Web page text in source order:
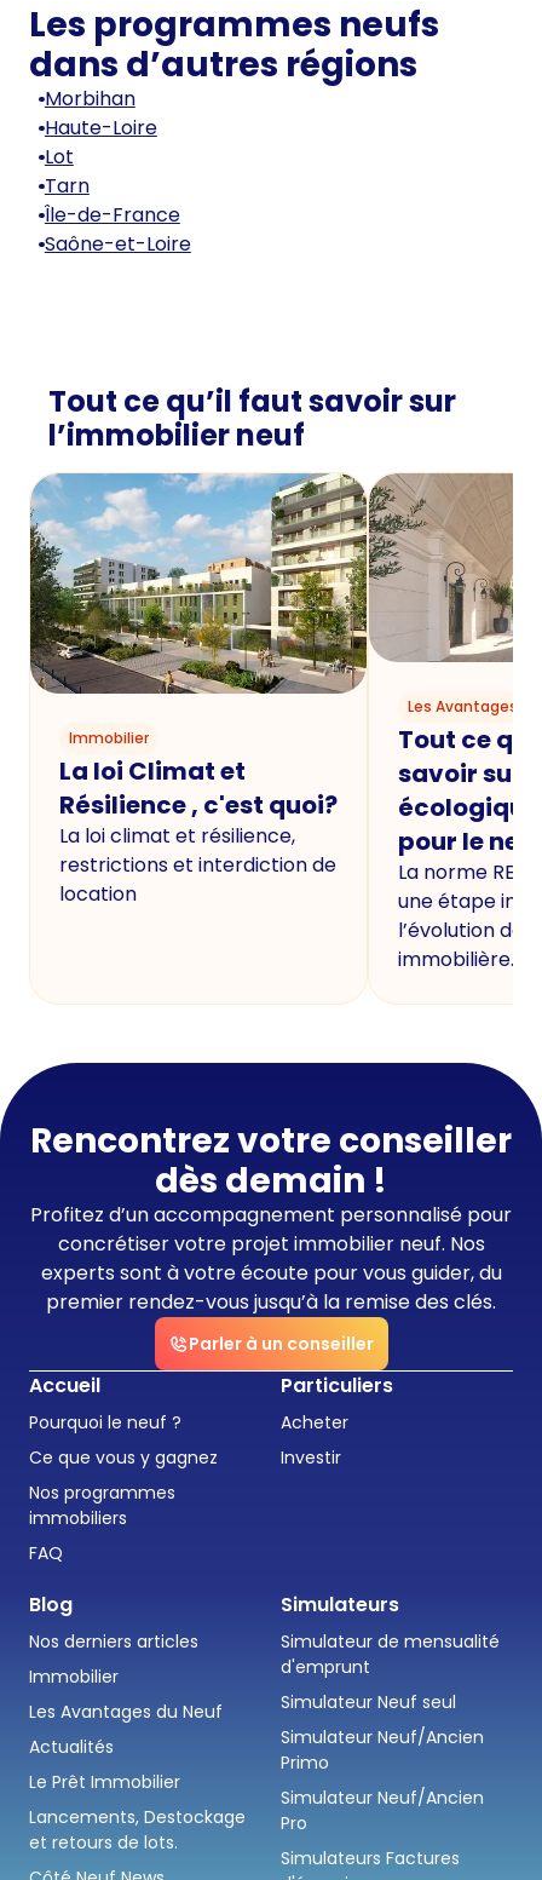
Les programmes neufs
dans d’autres régions
Morbihan
Haute-Loire
Lot
Tarn
Île-de-France
Saône-et-Loire
Tout ce qu’il faut savoir sur
l’immobilier neuf
Immobilier
La loi Climat et
Résilience , c'est quoi?
La loi climat et résilience,
restrictions et interdiction de
location
Les Avantages
Tout ce
savoir sur
écologique
pour le
La norme
une étape
l’évolution de
immobilière.
Rencontrez votre conseiller
dès demain !
Profitez d’un accompagnement personnalisé pour
concrétiser votre projet immobilier neuf. Nos
experts sont à votre écoute pour vous guider, du
premier rendez-vous jusqu’à la remise des clés.
Parler à un conseiller
Accueil
Pourquoi le neuf ?
Ce que vous y gagnez
Nos programmes
immobiliers
FAQ
Particuliers
Acheter
Investir
Blog
Nos derniers articles
Immobilier
Les Avantages du Neuf
Actualités
Le Prêt Immobilier
Lancements, Destockage
et retours de lots.
Simulateurs
Simulateur de mensualité
d'emprunt
Simulateur Neuf seul
Simulateur Neuf/Ancien
Primo
Simulateur Neuf/Ancien
Pro
Simulateurs Factures